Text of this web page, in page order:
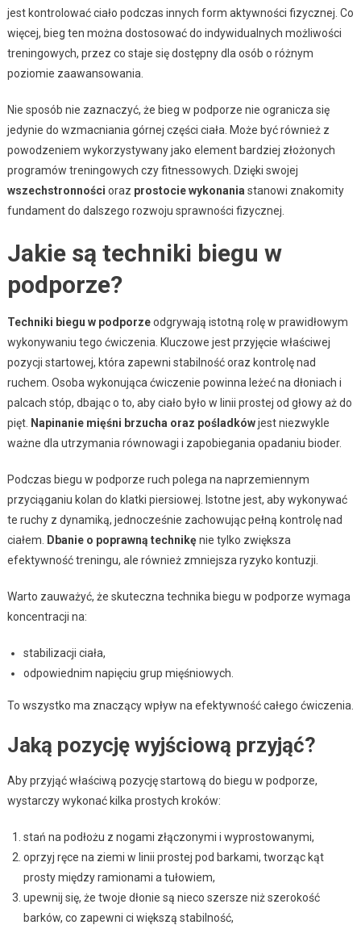
jest kontrolować ciało podczas innych form aktywności fizycznej. Co
więcej, bieg ten można dostosować do indywidualnych możliwości
treningowych, przez co staje się dostępny dla osób o różnym
poziomie zaawansowania.
Nie sposób nie zaznaczyć, że bieg w podporze nie ogranicza się
jedynie do wzmacniania górnej części ciała. Może być również z
powodzeniem wykorzystywany jako element bardziej złożonych
programów treningowych czy fitnessowych. Dzięki swojej
wszechstronności oraz prostocie wykonania stanowi znakomity
fundament do dalszego rozwoju sprawności fizycznej.
Jakie są techniki biegu w
podporze?
Techniki biegu w podporzeodgrywają istotną rolę w prawidłowym
wykonywaniu tego ćwiczenia. Kluczowe jest przyjęcie właściwej
pozycji startowej, która zapewni stabilność oraz kontrolę nad
ruchem. Osoba wykonująca ćwiczenie powinna leżeć na dłoniach i
palcach stóp, dbając o to, aby ciało było w linii prostej od głowy aż do
pięt. Napinanie mięśni brzucha oraz pośladkówjest niezwykle
ważne dla utrzymania równowagi i zapobiegania opadaniu bioder.
Podczas biegu w podporze ruch polega na naprzemiennym
przyciąganiu kolan do klatki piersiowej. Istotne jest, aby wykonywać
te ruchy z dynamiką, jednocześnie zachowując pełną kontrolę nad
ciałem. Dbanie o poprawną technikęnie tylko zwiększa
efektywność treningu, ale również zmniejsza ryzyko kontuzji.
Warto zauważyć, że skuteczna technika biegu w podporze wymaga
koncentracji na:
stabilizacji ciała,
odpowiednim napięciu grup mięśniowych.
To wszystko ma znaczący wpływ na efektywność całego ćwiczenia.
Jaką pozycję wyjściową przyjąć?
Aby przyjąć właściwą pozycję startową do biegu w podporze,
wystarczy wykonać kilka prostych kroków:
stań na podłożu z nogami złączonymi i wyprostowanymi,
oprzyj ręce na ziemi w linii prostej pod barkami, tworząc kąt
prosty między ramionami a tułowiem,
upewnij się, że twoje dłonie są nieco szersze niż szerokość
barków, co zapewni ci większą stabilność,